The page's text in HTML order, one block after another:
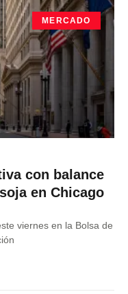
MERCADO
con balance
en Chicago
viernes en la Bolsa de